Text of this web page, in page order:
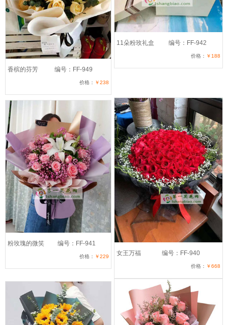
香槟的芬芳 编号：FF-949
价格： ￥238
11朵粉玫礼盒 编号：FF-942
价格： ￥188
粉玫瑰的微笑 编号：FF-941
价格： ￥229 女王万福 编号：FF-940
价格： ￥668